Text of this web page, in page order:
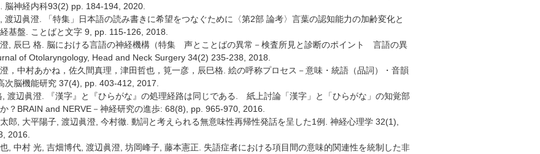
脳神経内科93(2) pp. 184-194, 2020.
, 渡辺眞澄. 「特集」日本語の読み書きに希望をつなぐために〈第2部 論考〉言葉の認知能力の加齢変化と
基盤. ことばと文字 9, pp. 115-126, 2018.
澄, 辰巳 格. 脳における言語の神経機構（特集 声とことばの異常－検査所見と診断のポイント 言語の異
of Otolaryngology, Head and Neck Surgery 34(2) 235-238, 2018.
澄，中村あかね，佐久間真理，津田哲也，筧一彦，辰巳格. 絵の呼称プロセス－意味・統語（品詞）・音韻
次脳機能研究 37(4), pp. 403-412, 2017.
, 渡辺眞澄. 『漢字』と『ひらがな』の処理経路は同じである. 紙上討論「漢字」と「ひらがな」の知覚部
？BRAIN and NERVE－神経研究の進歩: 68(8), pp. 965-970, 2016.
太郎, 大平陽子, 渡辺眞澄, 今村徹. 動詞と考えられる無意味性再帰性発話を呈した1例. 神経心理学 32(1),
2016.
也, 中村 光, 吉畑博代, 渡辺眞澄, 坊岡峰子, 藤本憲正. 失語症者における項目間の意味的関連性を統制した非